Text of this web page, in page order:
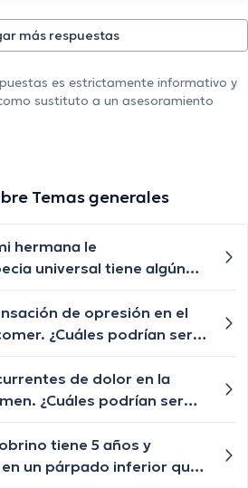
más respuestas
es estrictamente informativo y
sustituto a un asesoramiento
Temas generales
hermana le
universal tiene algún
aunque ya le están
pero lento y chiquititos
tratamiento q le ayude a
ya no tiene
de opresión en el
¿Cuáles podrían ser
buscar atención
de dolor en la
¿Cuáles podrían ser
atención médica?
tiene 5 años y
un párpado inferior que